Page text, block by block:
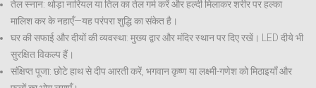
तेल स्नान: थोड़ा नारियल या तिल का तेल गर्म करें और हल्दी मिलाकर शरीर पर हल्का
मालिश कर के नहाएँ—यह परंपरा शुद्धि का संकेत है।
घर की सफाई और दीयों की व्यवस्था: मुख्य द्वार और मंदिर स्थान पर दिए रखें। LED दीये भी
सुरक्षित विकल्प हैं।
संक्षिप्त पूजा: छोटे हाथ से दीप आरती करें, भगवान कृष्ण या लक्ष्मी-गणेश को मिठाइयाँ और